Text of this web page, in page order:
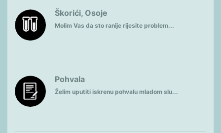
Škorići, Osoje
Molim Vas da sto ranije rijesite problem...
Pohvala
Želim uputiti iskrenu pohvalu mladom slu...